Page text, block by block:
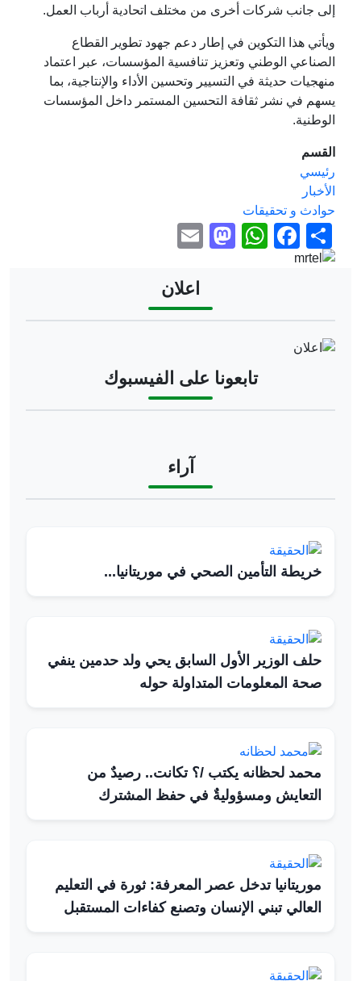
إلى جانب شركات أخرى من مختلف اتحادية أرباب العمل.
ويأتي هذا التكوين في إطار دعم جهود تطوير القطاع
الصناعي الوطني وتعزيز تنافسية المؤسسات، عبر اعتماد
منهجيات حديثة في التسيير وتحسين الأداء والإنتاجية، بما
يسهم في نشر ثقافة التحسين المستمر داخل المؤسسات
الوطنية.
القسم
رئيسي
الأخبار
حوادث و تحقيقات
Share
Facebook
WhatsApp
Mastodon
Image
اعلان
Image
تابعونا على الفيسبوك
آراء
خريطة التأمين الصحي في موريتانيا...
حلف الوزير الأول السابق يحي ولد حدمين ينفي
صحة المعلومات المتداولة حوله
محمد لحظانه يكتب /؟ تكانت.. رصيدٌ من
التعايش ومسؤوليةٌ في حفظ المشترك
موريتانيا تدخل عصر المعرفة: ثورة في التعليم
العالي تبني الإنسان وتصنع كفاءات المستقبل